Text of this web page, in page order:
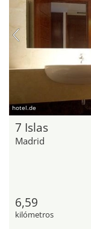
hotel.de
7 Islas
Madrid
6,59
kilómetros